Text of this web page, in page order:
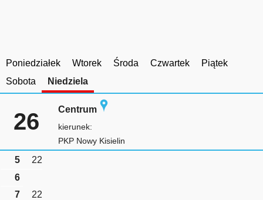
Poniedziałek Wtorek Środa Czwartek
Piątek
Sobota
Niedziela
26 Centrum
kierunek:
PKP Nowy Kisielin
5
22
6
7
22